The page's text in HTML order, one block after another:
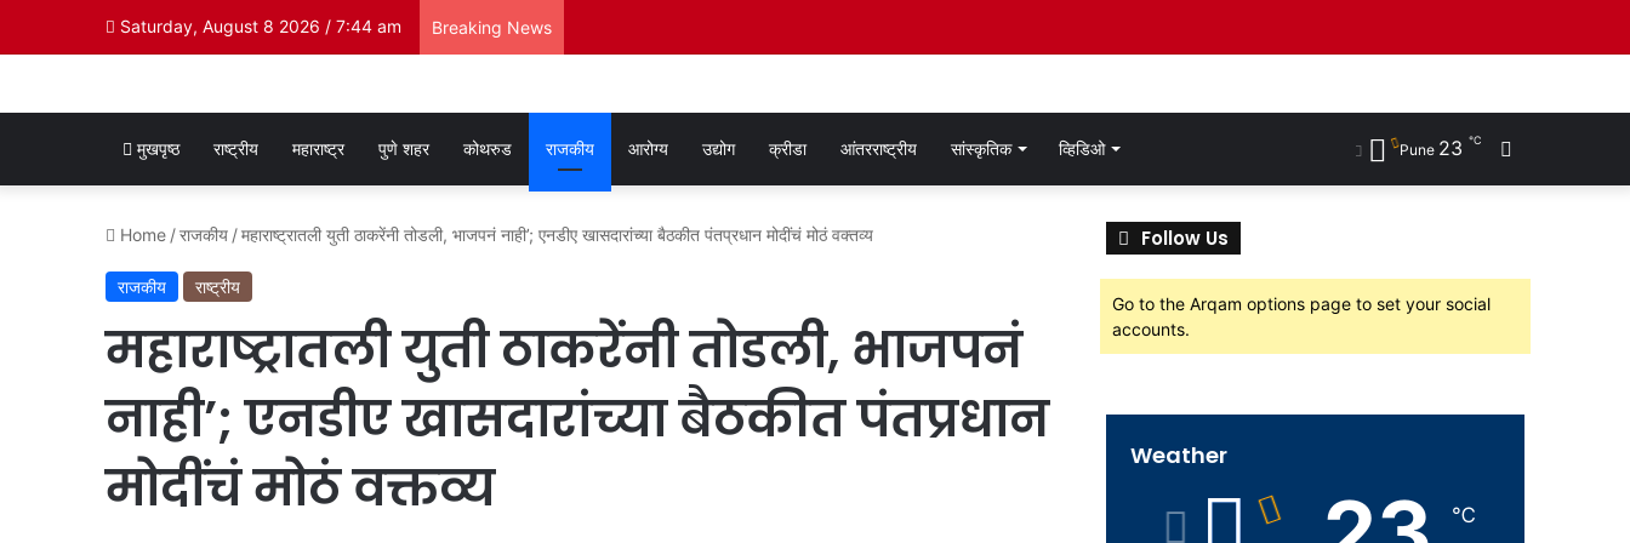
Saturday, August 8 2026 / 7:44 am Breaking News
मुखपृष्ठ राष्ट्रीय महाराष्ट्र पुणे शहर कोथरुड राजकीय आरोग्य उद्योग क्रीडा आंतरराष्ट्रीय सांस्कृतिक व्हिडिओ Pune 23 ℃
Home /राजकीय /महाराष्ट्रातली युती ठाकरेंनी तोडली, भाजपनं नाही’; एनडीए खासदारांच्या बैठकीत पंतप्रधान मोदींचं मोठं वक्तव्य
राजकीय राष्ट्रीय
महाराष्ट्रातली युती ठाकरेंनी तोडली, भाजपनं
नाही’; एनडीए खासदारांच्या बैठकीत पंतप्रधान
मोदींचं मोठं वक्तव्य
Follow Us
Go to the Arqam options page to set your social
accounts.
Weather
℃